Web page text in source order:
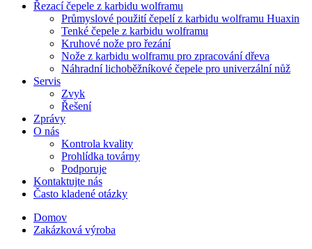
Řezací čepele z karbidu wolframu
Průmyslové použití čepelí z karbidu wolframu Huaxin
Tenké čepele z karbidu wolframu
Kruhové nože pro řezání
Nože z karbidu wolframu pro zpracování dřeva
Náhradní lichoběžníkové čepele pro univerzální nůž
Servis
Zvyk
Řešení
Zprávy
O nás
Kontrola kvality
Prohlídka továrny
Podporuje
Kontaktujte nás
Často kladené otázky
Domov
Zakázková výroba